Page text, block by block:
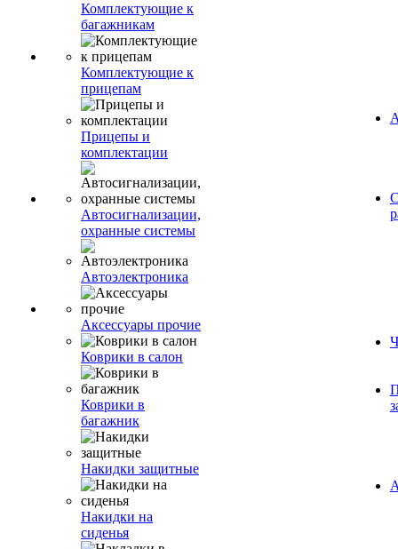
Комплектующие к
багажникам
Комплектующие к
прицепам
Прицепы и
комплектации
Автосигнализации,
охранные системы
Автоэлектроника
Аксессуары прочие
Коврики в салон
Коврики в
багажник
Накидки защитные
Накидки на
сиденья